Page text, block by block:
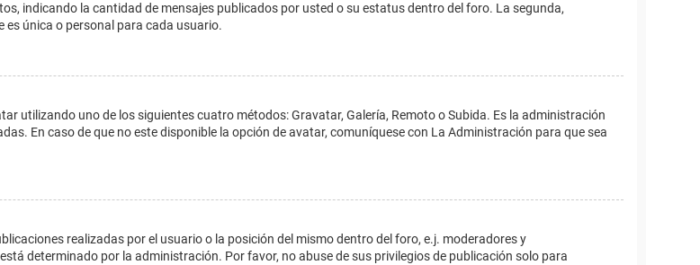
indicando la cantidad de mensajes publicados por usted o su estatus dentro del foro. La segunda,
única o personal para cada usuario.
utilizando uno de los siguientes cuatro métodos: Gravatar, Galería, Remoto o Subida. Es la administración
En caso de que no este disponible la opción de avatar, comuníquese con La Administración para que sea
realizadas por el usuario o la posición del mismo dentro del foro, e.j. moderadores y
determinado por la administración. Por favor, no abuse de sus privilegios de publicación solo para